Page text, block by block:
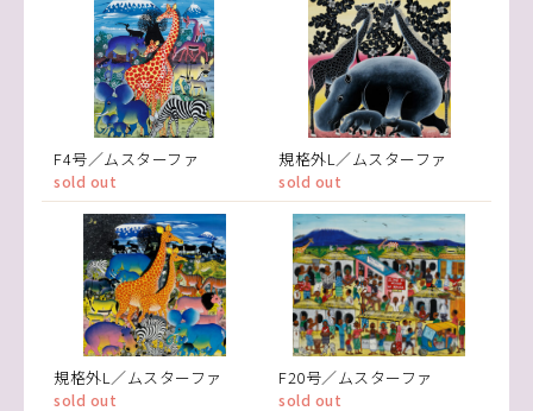
F4号／ムスターファ
sold out
規格外L／ムスターファ
sold out
規格外L／ムスターファ
sold out
F20号／ムスターファ
sold out